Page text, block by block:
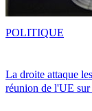
La droite attaque
réunion de l'UE sur
POLITIQUE